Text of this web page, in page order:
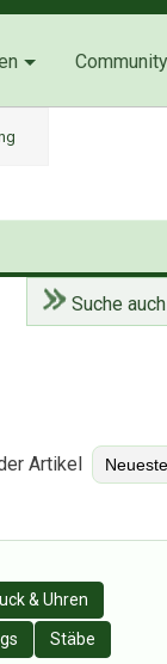
Community
Suche
Artikel
& Uhren
Stäbe